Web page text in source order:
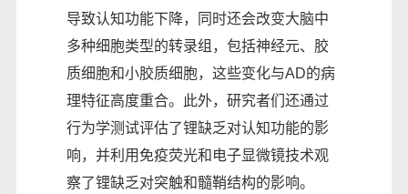
导致认知功能下降，同时还会改变大脑中
多种细胞类型的转录组，包括神经元、胶
质细胞和小胶质细胞，这些变化与AD的病
理特征高度重合。此外，研究者们还通过
行为学测试评估了锂缺乏对认知功能的影
响，并利用免疫荧光和电子显微镜技术观
察了锂缺乏对突触和髓鞘结构的影响。